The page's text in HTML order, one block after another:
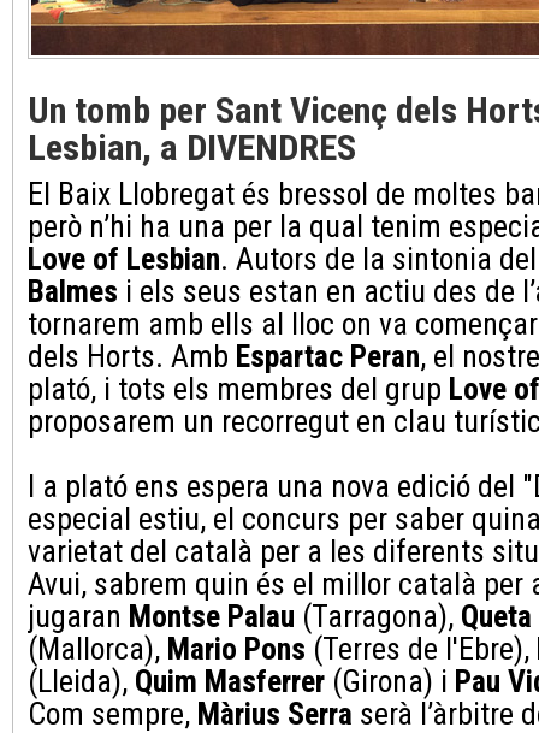
Un tomb per Sant Vicenç dels
Lesbian, a DIVENDRES
El Baix Llobregat és bressol de moltes
però n’hi ha una per la qual tenim
Love of Lesbian. Autors de la sintonia
Balmes i els seus estan en actiu des de
tornarem amb ells al lloc on va
dels Horts. Amb Espartac Peran, el
plató, i tots els membres del grup Love
proposarem un recorregut en clau
I a plató ens espera una nova edició del
especial estiu, el concurs per saber
varietat del català per a les diferents
Avui, sabrem quin és el millor català per
jugaran Montse Palau (Tarragona),
(Mallorca), Mario Pons (Terres de l'Ebre),
(Lleida), Quim Masferrer (Girona) i Pau
Com sempre, Màrius Serra serà l’àrbitre